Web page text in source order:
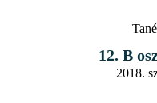
12. B
2018.